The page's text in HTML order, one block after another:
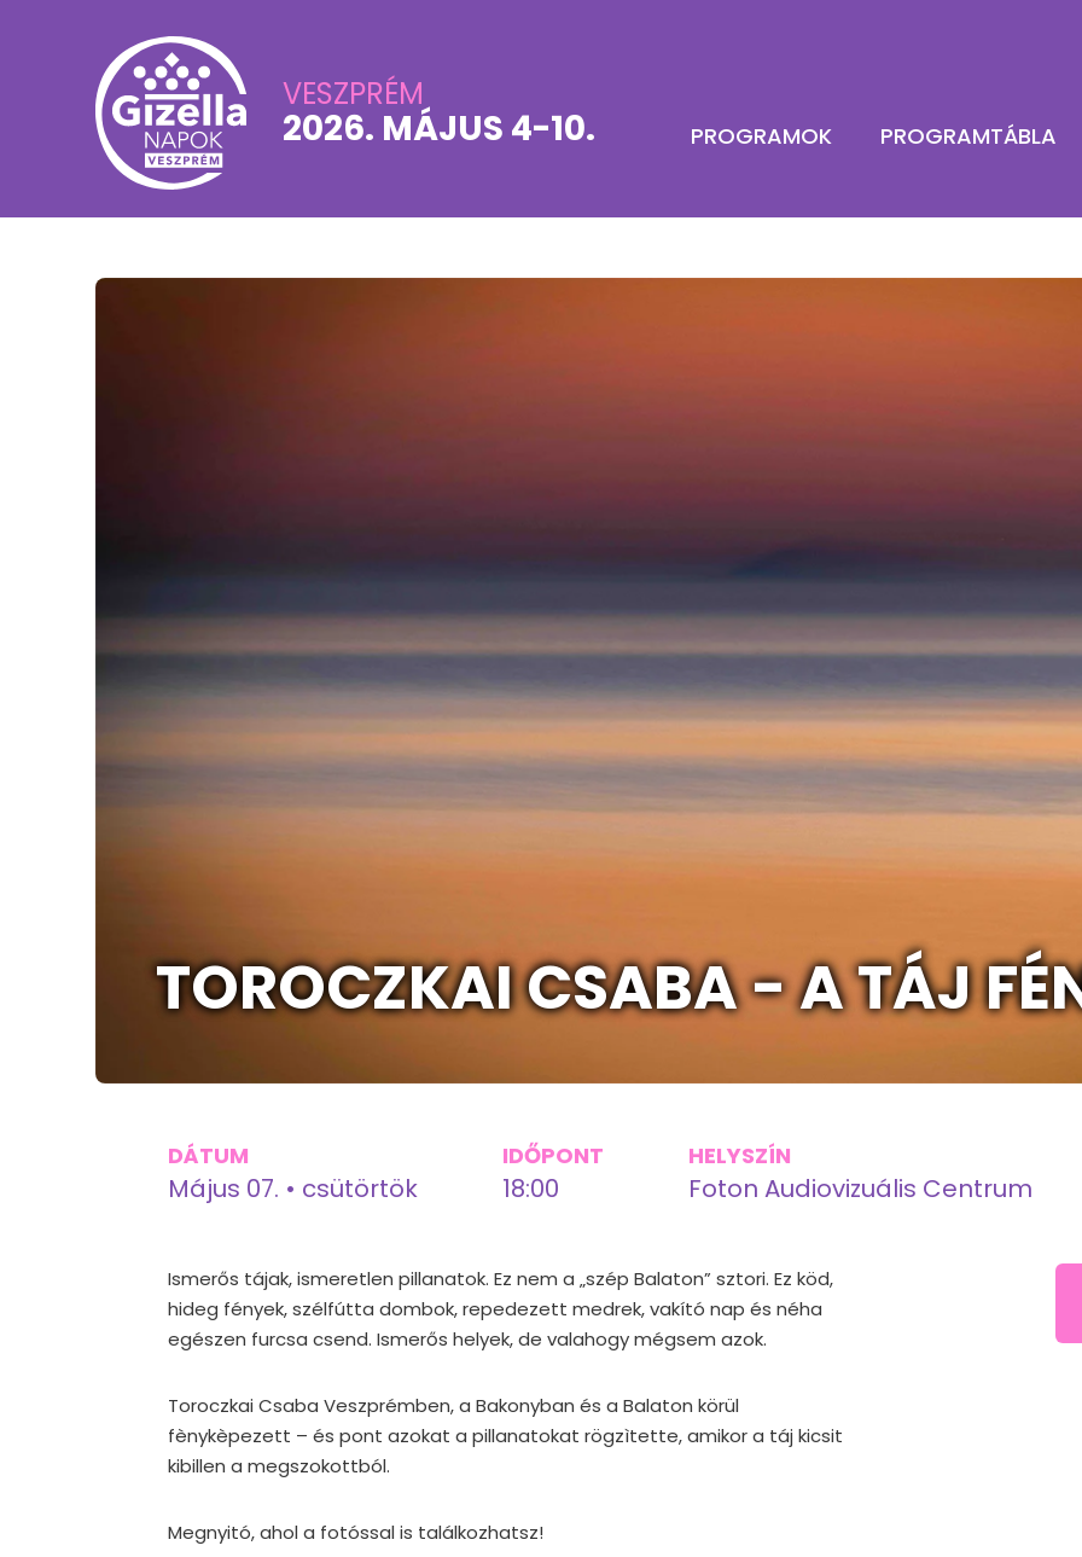
VESZPRÉM
2026. MÁJUS 4-10. PROGRAMOK PROGRAMTÁBLA
TOROCZKAI CSABA - A TÁJ
DÁTUM
Május 07. • csütörtök
IDŐPONT
18:00
HELYSZÍN
Foton Audiovizuális Centrum
Ismerős tájak, ismeretlen pillanatok. Ez nem a „szép Balaton” sztori. Ez köd,
hideg fények, szélfútta dombok, repedezett medrek, vakító nap és néha
egészen furcsa csend. Ismerős helyek, de valahogy mégsem azok.
Toroczkai Csaba Veszprémben, a Bakonyban és a Balaton körül
fènykèpezett – és pont azokat a pillanatokat rögzìtette, amikor a táj kicsit
kibillen a megszokottból.
Megnyitó, ahol a fotóssal is találkozhatsz!